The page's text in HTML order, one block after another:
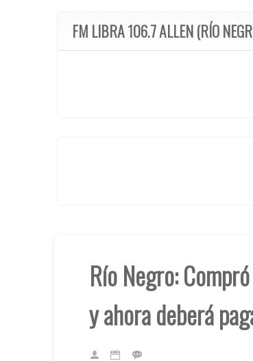
FM LIBRA 106.7 ALLEN (RÍO
Río Negro:
y ahora deberá